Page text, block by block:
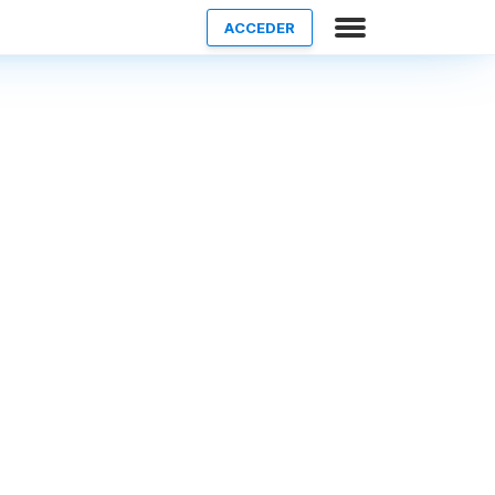
ACCEDER